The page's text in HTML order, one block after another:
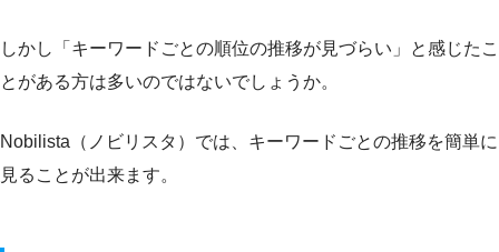
しかし「キーワードごとの順位の推移が見づらい」と感じたこ
とがある方は多いのではないでしょうか。
Nobilista（ノビリスタ）では、キーワードごとの推移を簡単に
見ることが出来ます。